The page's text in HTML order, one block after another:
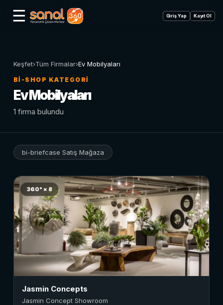
☰ Giriş Yap Kayıt Ol
Keşfet›Tüm Firmalar›Ev Mobilyaları
BI-SHOP KATEGORI
Ev Mobilyaları
1 firma bulundu
bi-briefcase Satış Mağaza
360° × 8
Jasmin Concepts
Jasmin Concept Showroom